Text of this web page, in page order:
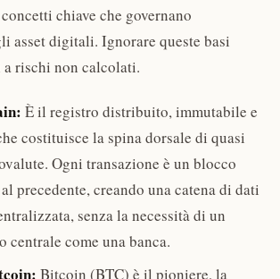
chiave che governano
asset digitali. Ignorare queste basi
rischi non calcolati.
È il registro distribuito, immutabile e
costituisce la spina dorsale di quasi
Ogni transazione è un blocco
precedente, creando una catena di dati
senza la necessità di un
centrale come una banca.
Bitcoin (BTC) è il pioniere, la